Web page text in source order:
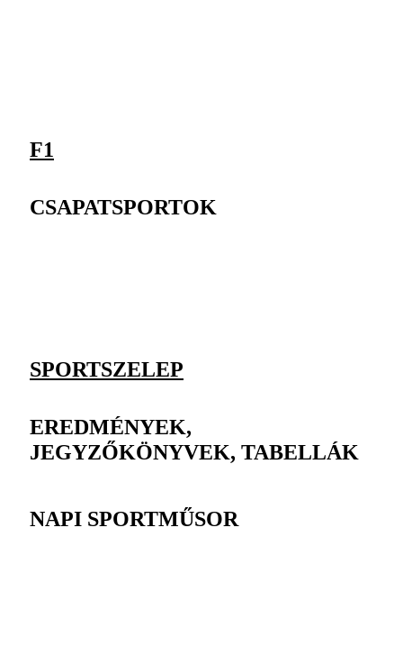
F1
CSAPATSPORTOK
SPORTSZELEP
EREDMÉNYEK,
JEGYZŐKÖNYVEK, TABELLÁK
NAPI SPORTMŰSOR